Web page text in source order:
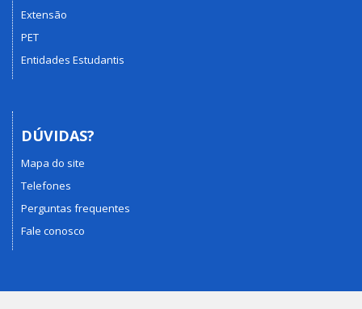
Extensão
PET
Entidades Estudantis
DÚVIDAS?
Mapa do site
Telefones
Perguntas frequentes
Fale conosco